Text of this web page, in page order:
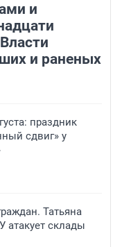
и
и раненых
праздник
сдвиг» у
Татьяна
атакует склады